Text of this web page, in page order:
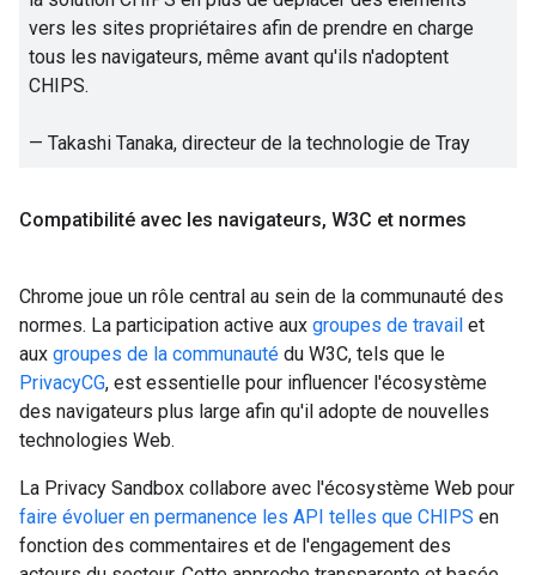
vers les sites propriétaires afin de prendre en charge
tous les navigateurs, même avant qu'ils n'adoptent
CHIPS.
— Takashi Tanaka, directeur de la technologie de Tray
Compatibilité avec les navigateurs, W3C et normes
Chrome joue un rôle central au sein de la communauté des
normes. La participation active aux groupes de travail et
aux groupes de la communauté du W3C, tels que le
PrivacyCG, est essentielle pour influencer l'écosystème
des navigateurs plus large afin qu'il adopte de nouvelles
technologies Web.
La Privacy Sandbox collabore avec l'écosystème Web pour
faire évoluer en permanence les API telles que CHIPS en
fonction des commentaires et de l'engagement des